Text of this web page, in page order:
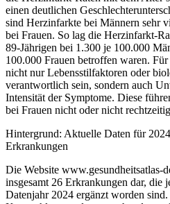
einen deutlichen
sind Herzinfarkte bei Männern sehr
bei Frauen. So lag die Herzinfarkt-
89-Jährigen bei 1.300 je 100.000
100.000 Frauen betroffen waren.
nicht nur Lebensstilfaktoren oder
verantwortlich sein, sondern auch
Intensität der Symptome. Diese
bei Frauen nicht oder nicht
Hintergrund: Aktuelle Daten für
Erkrankungen
Die Website www.gesundheitsatlas-
insgesamt 26 Erkrankungen dar, die
Datenjahr 2024 ergänzt worden